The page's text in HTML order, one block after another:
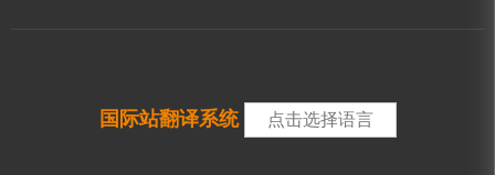
国际站翻译系统 点击选择语言